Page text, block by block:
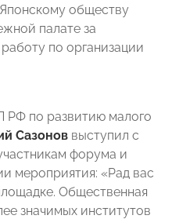
обществу
палате за
по организации
РФ по развитию малого
Сазонов выступил с
форума и
мероприятия: «Рад вас
Общественная
значимых институтов